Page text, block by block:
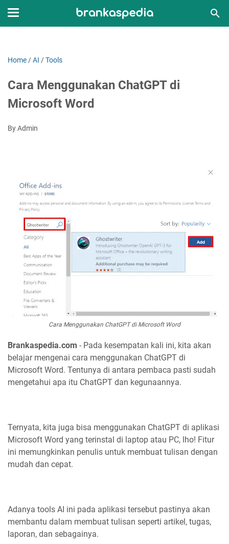
Home /AI /Tools
Cara Menggunakan ChatGPT di
Microsoft Word
By Admin
Cara Menggunakan ChatGPT di Microsoft Word
Brankaspedia.com - Pada kesempatan kali ini, kita akan
belajar mengenai cara menggunakan ChatGPT di
Microsoft Word. Tentunya di antara pembaca pasti sudah
mengetahui apa itu ChatGPT dan kegunaannya.
Ternyata, kita juga bisa menggunakan ChatGPT di aplikasi
Microsoft Word yang terinstal di laptop atau PC, lho! Fitur
ini memungkinkan penulis untuk membuat tulisan dengan
mudah dan cepat.
Adanya tools AI ini pada aplikasi tersebut pastinya akan
membantu dalam membuat tulisan seperti artikel, tugas,
laporan, dan sebagainya.